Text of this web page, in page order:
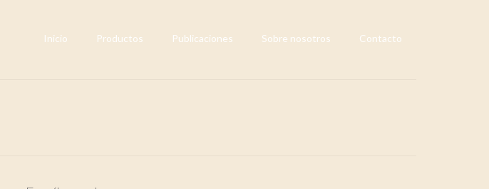
Inicio Productos Publicaciones Sobre nosotros Contacto